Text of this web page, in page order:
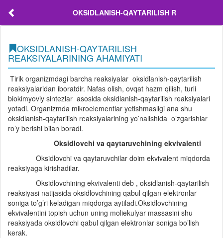
OKSIDLANISH-QAYTARILISH R
OKSIDLANISH-QAYTARILISH
REAKSIYALARINING AHAMIYATI
Tirik organizmdagi barcha reaksiyalar oksidlanish-qaytarilish
reaksiyalaridan iboratdir. Nafas olish, ovqat hazm qilish, turli
biokimyoviy sintezlar asosida oksidlanish-qaytarilish reaksiyalari
yotadi. Organizmda mikroelementlar yetishmasligi ana shu
oksidlanish-qaytarilish reaksiyalarining yo’nalishida o’zgarishlar
ro’y berishi bilan boradi.
Oksidlovchi va qaytaruvchining ekvivalenti
Oksidlovchi va qaytaruvchilar doim ekvivalent miqdorda
reaksiyaga kirishadilar.
Oksidlovchining ekvivalenti deb , oksidlanish-qaytarilish
reaksiyasi natijasida oksidlovchining qabul qilgan elektronlar
soniga to’g’ri keladigan miqdorga aytiladi.Oksidlovchining
ekvivalentini topish uchun uning moliekulyar massasini shu
reaksiyada oksidlovchi qabul qilgan elektronlar soniga bo’lish
kerak.